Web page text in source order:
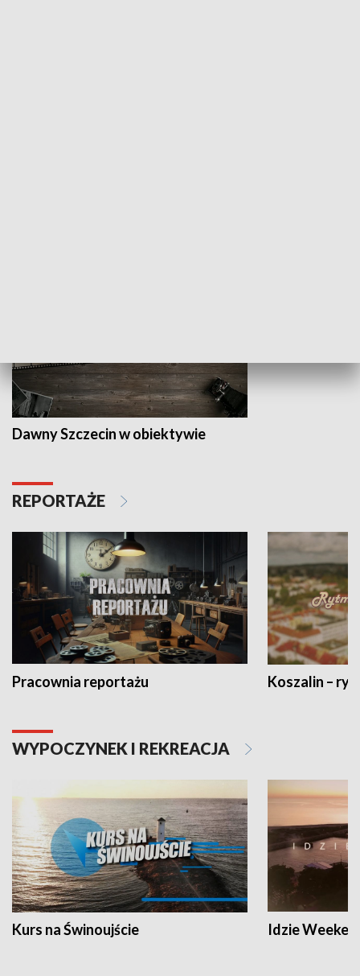
Dawny Szczecin w obiektywie
REPORTAŻE
Pracownia reportażu Koszalin –
WYPOCZYNEK I REKREACJA
Kurs na Świnoujście Idzie